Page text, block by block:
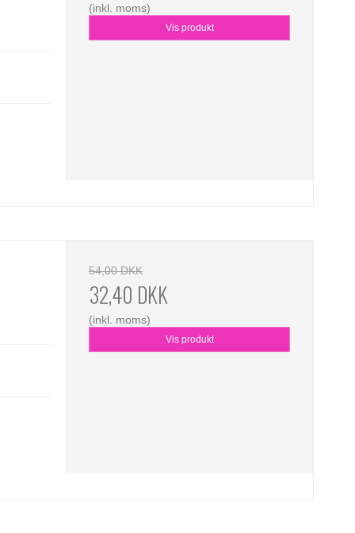
(inkl. moms)
Vis produkt
54,00 DKK
32,40 DKK
(inkl. moms)
Vis produkt